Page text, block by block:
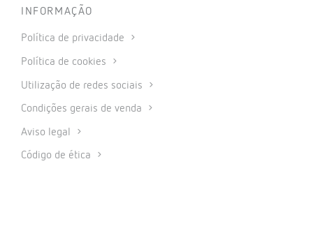
INFORMAÇÃO
Política de privacidade
Política de cookies
Utilização de redes sociais
Condições gerais de venda
Aviso legal
Código de ética